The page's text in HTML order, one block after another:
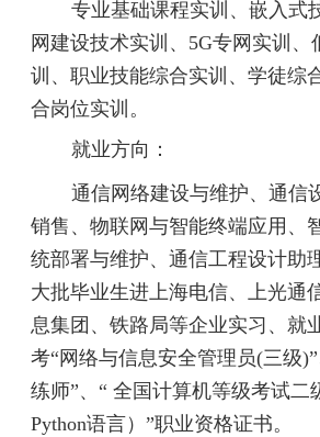
专业基础课程实训、嵌入式
网建设技术实训、5G专网实训、
训、职业技能综合实训、学徒综
合岗位实训。
就业方向：
通信网络建设与维护、通信
销售、物联网与智能终端应用、
统部署与维护、通信工程设计助
大批毕业生进上海电信、上光通
息集团、铁路局等企业实习、就业
考“网络与信息安全管理员(三级
练师”、“ 全国计算机等级考试二
Python语言）”职业资格证书。